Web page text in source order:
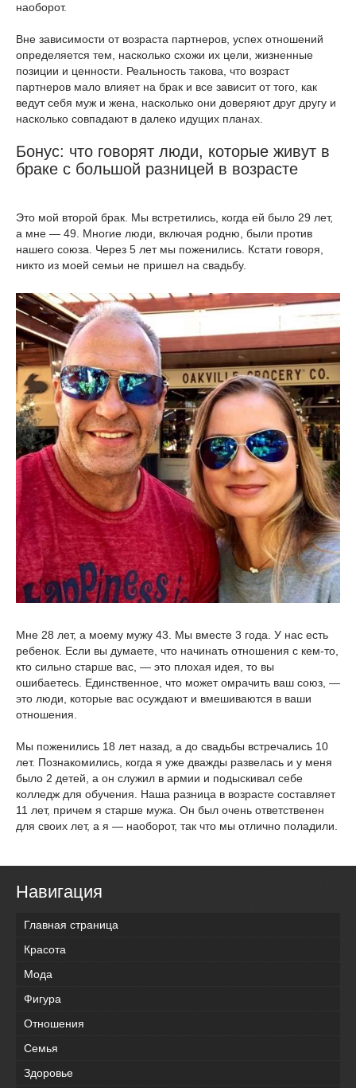
наоборот.
Вне зависимости от возраста партнеров, успех отношений
определяется тем, насколько схожи их цели, жизненные
позиции и ценности. Реальность такова, что возраст
партнеров мало влияет на брак и все зависит от того, как
ведут себя муж и жена, насколько они доверяют друг другу и
насколько совпадают в далеко идущих планах.
Бонус: что говорят люди, которые живут в
браке с большой разницей в возрасте
Это мой второй брак. Мы встретились, когда ей было 29 лет,
а мне — 49. Многие люди, включая родню, были против
нашего союза. Через 5 лет мы поженились. Кстати говоря,
никто из моей семьи не пришел на свадьбу.
Мне 28 лет, а моему мужу 43. Мы вместе 3 года. У нас есть
ребенок. Если вы думаете, что начинать отношения с кем-то,
кто сильно старше вас, — это плохая идея, то вы
ошибаетесь. Единственное, что может омрачить ваш союз, —
это люди, которые вас осуждают и вмешиваются в ваши
отношения.
Мы поженились 18 лет назад, а до свадьбы встречались 10
лет. Познакомились, когда я уже дважды развелась и у меня
было 2 детей, а он служил в армии и подыскивал себе
колледж для обучения. Наша разница в возрасте составляет
11 лет, причем я старше мужа. Он был очень ответственен
для своих лет, а я — наоборот, так что мы отлично поладили.
Навигация
Главная страница
Красота
Мода
Фигура
Отношения
Семья
Здоровье